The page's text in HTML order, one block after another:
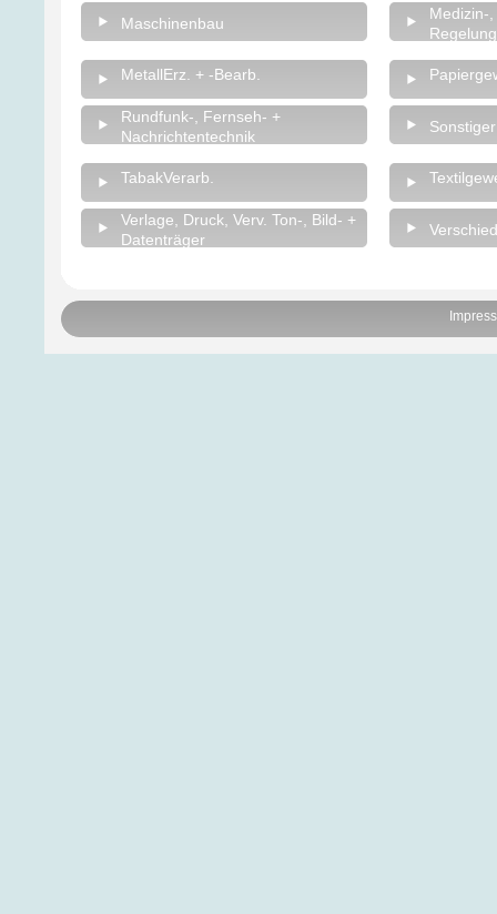
Maschinenbau
Medizin-
MetallErz. + -Bearb.
Rundfunk-, Fernseh- +
Nachrichtentechnik
TabakVerarb.
Verlage, Druck, Verv. Ton-, Bild- +
Datenträger